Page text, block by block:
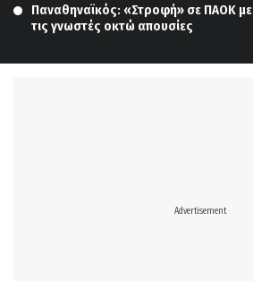
Παναθηναϊκός: «Στροφή» σε ΠΑΟΚ με
τις γνωστές οκτώ απουσίες